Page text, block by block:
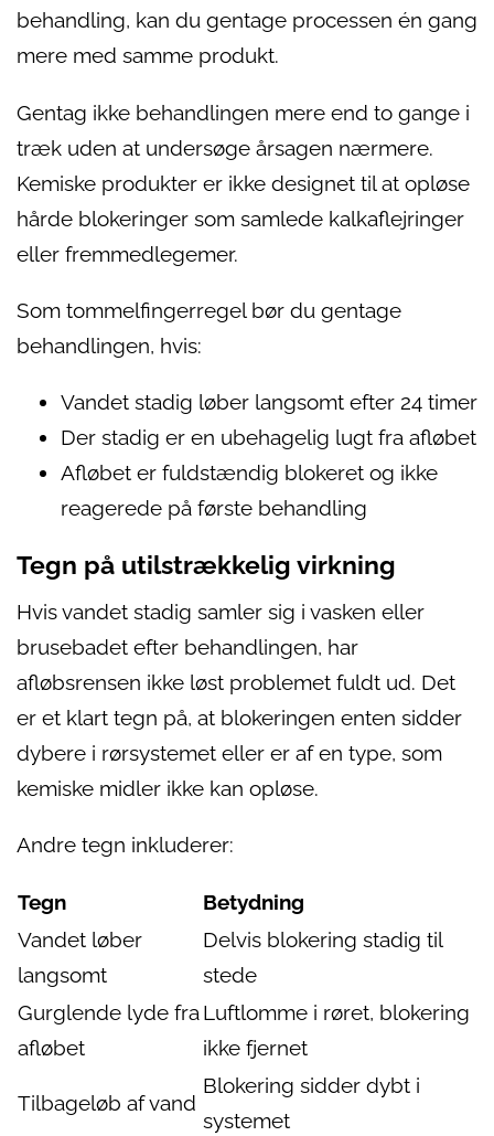
behandling, kan du gentage processen én gang
mere med samme produkt.
Gentag ikke behandlingen mere end to gange i
træk uden at undersøge årsagen nærmere.
Kemiske produkter er ikke designet til at opløse
hårde blokeringer som samlede kalkaflejringer
eller fremmedlegemer.
Som tommelfingerregel bør du gentage
behandlingen, hvis:
Vandet stadig løber langsomt efter 24 timer
Der stadig er en ubehagelig lugt fra afløbet
Afløbet er fuldstændig blokeret og ikke
reagerede på første behandling
Tegn på utilstrækkelig virkning
Hvis vandet stadig samler sig i vasken eller
brusebadet efter behandlingen, har
afløbsrensen ikke løst problemet fuldt ud. Det
er et klart tegn på, at blokeringen enten sidder
dybere i rørsystemet eller er af en type, som
kemiske midler ikke kan opløse.
Andre tegn inkluderer:
Tegn
Betydning
Vandet løber
langsomt
Delvis blokering stadig til
stede
Gurglende lyde fra
afløbet
Luftlomme i røret, blokering
ikke fjernet
Tilbageløb af vand
Blokering sidder dybt i
systemet